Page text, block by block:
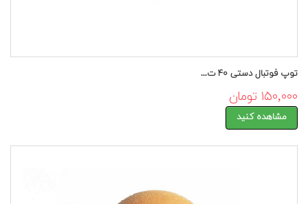
توپ فوتبال دستی ۴۰ ت...
۱۵۰,۰۰۰ تومان
مشاهده کنید